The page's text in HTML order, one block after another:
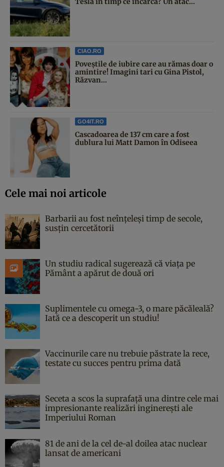
CIAO.RO
Poveştile de iubire care au rămas doar o
amintire! Imagini tari cu Gina Pistol,
Răzvan...
GO4IT.RO
Cascadoarea de 137 cm care a fost
dublura lui Matt Damon în Odiseea
Cele mai noi articole
Barbarii au fost neînțeleși timp de secole,
susțin cercetătorii
Un studiu radical sugerează că viața pe
Pământ a apărut de două ori
Suplimentele cu omega-3, o mare păcăleală?
Iată ce a descoperit un studiu!
Vaccinurile care nu trebuie păstrate la rece,
testate cu succes pentru prima dată
Seceta a scos la suprafață una dintre cele mai
impresionante realizări inginerești ale
Imperiului Roman
81 de ani de la cel de-al doilea atac nuclear
lansat de americani